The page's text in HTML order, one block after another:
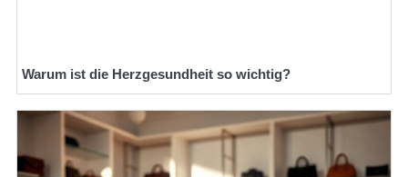
Warum ist die Herzgesundheit so wichtig?